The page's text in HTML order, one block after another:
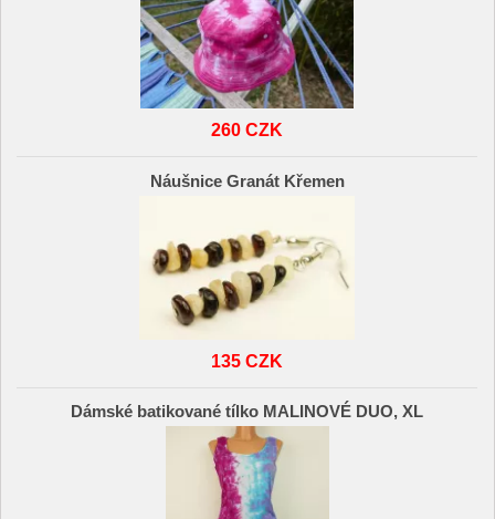
260 CZK
Náušnice Granát Křemen
135 CZK
Dámské batikované tílko MALINOVÉ DUO, XL